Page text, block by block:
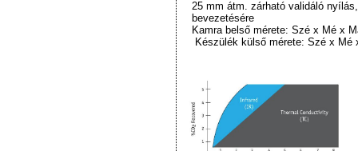
25 mm átm. zárható validáló
bevezetésére
Kamra belső mérete: Szé x Mé x
Készülék külső mérete: Szé x Mé